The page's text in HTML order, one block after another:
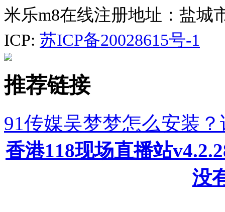
米乐m8在线注册地址：盐城
ICP: 苏ICP备20028615号-1
推荐链接
91传媒吴梦梦怎么安装
香港118现场直播站
没